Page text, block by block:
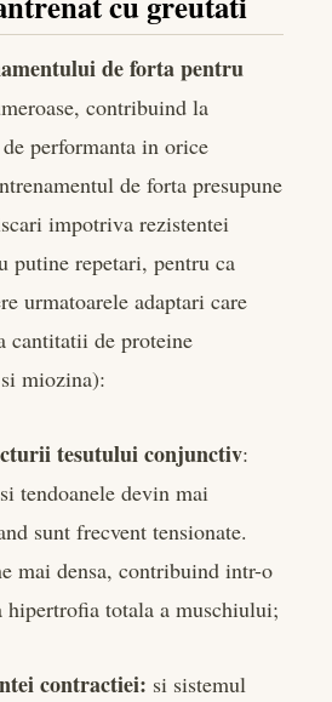
de forta pentru
contribuind la
performanta in orice
de forta presupune
impotriva rezistentei
putine repetari, pentru ca
urmatoarele adaptari care
cantitatii de proteine
miozina):
tesutului conjunctiv:
tendoanele devin mai
sunt frecvent tensionate.
mai densa, contribuind intr-o
hipertrofia totala a muschiului;
contractiei: si sistemul